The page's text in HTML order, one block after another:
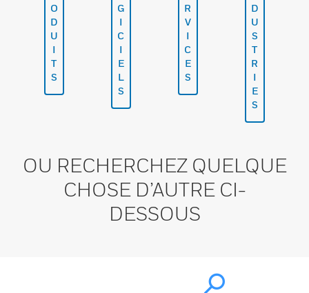
O
D
U
I
T
S
G
I
C
I
E
L
S
R
V
I
C
E
S
D
U
S
T
R
I
E
S
OU RECHERCHEZ QUELQUE
CHOSE D’AUTRE CI-
DESSOUS